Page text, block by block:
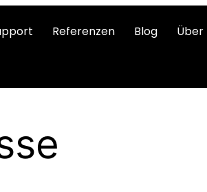
Referenzen Blog Über